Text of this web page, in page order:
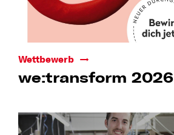
Wettbewerb
we:transform 2026